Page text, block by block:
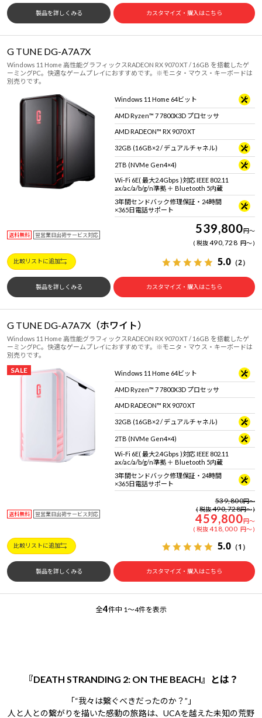
製品を詳しくみる カスタマイズ・購入はこちら
G TUNE DG-A7A7X
Windows 11 Home 高性能グラフィックスRADEON RX 9070 XT / 16GB を搭載したゲ
ーミングPC。快適なゲームプレイにおすすめです。※モニタ・マウス・キーボードは
別売りです。
Windows 11 Home 64ビット
AMD Ryzen™ 7 7800X3D プロセッサ
AMD RADEON™ RX 9070 XT
32GB (16GB×2 / デュアルチャネル)
2TB (NVMe Gen4×4)
Wi-Fi 6E( 最大2.4Gbps )対応 IEEE 802.11
ax/ac/a/b/g/n準拠 ＋ Bluetooth 5内蔵
3年間センドバック修理保証・24時間
×365日電話サポート
送料無料 翌営業日出荷サービス対応 539,800円～
税抜490,728 円～
比較リストに追加 5.0 （2）
製品を詳しくみる カスタマイズ・購入はこちら
G TUNE DG-A7A7X（ホワイト）
Windows 11 Home 高性能グラフィックスRADEON RX 9070 XT / 16GB を搭載したゲ
ーミングPC。快適なゲームプレイにおすすめです。※モニタ・マウス・キーボードは
別売りです。
SALE Windows 11 Home 64ビット
AMD Ryzen™ 7 7800X3D プロセッサ
AMD RADEON™ RX 9070 XT
32GB (16GB×2 / デュアルチャネル)
2TB (NVMe Gen4×4)
Wi-Fi 6E( 最大2.4Gbps )対応 IEEE 802.11
ax/ac/a/b/g/n準拠 ＋ Bluetooth 5内蔵
3年間センドバック修理保証・24時間
×365日電話サポート
送料無料 翌営業日出荷サービス対応
539,800円～
税抜490,728円～
459,800円～
税抜418,000 円～
比較リストに追加 5.0 （1）
製品を詳しくみる カスタマイズ・購入はこちら
全4件中 1～4件を表示
『DEATH STRANDING 2: ON THE BEACH』とは？
「“我々は繋ぐべきだったのか？”」
人と人との繋がりを描いた感動の旅路は、UCAを越えた未知の荒野